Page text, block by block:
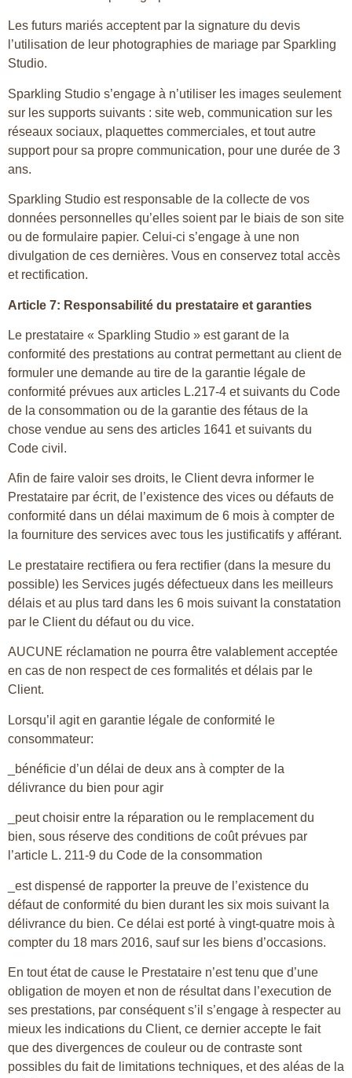
Les futurs mariés acceptent par la signature du devis
l’utilisation de leur photographies de mariage par Sparkling
Studio.
Sparkling Studio s’engage à n’utiliser les images seulement
sur les supports suivants : site web, communication sur les
réseaux sociaux, plaquettes commerciales, et tout autre
support pour sa propre communication, pour une durée de 3
ans.
Sparkling Studio est responsable de la collecte de vos
données personnelles qu’elles soient par le biais de son site
ou de formulaire papier. Celui-ci s’engage à une non
divulgation de ces dernières. Vous en conservez total accès
et rectification.
Article 7: Responsabilité du prestataire et garanties
Le prestataire « Sparkling Studio » est garant de la
conformité des prestations au contrat permettant au client de
formuler une demande au tire de la garantie légale de
conformité prévues aux articles L.217-4 et suivants du Code
de la consommation ou de la garantie des fétaus de la
chose vendue au sens des articles 1641 et suivants du
Code civil.
Afin de faire valoir ses droits, le Client devra informer le
Prestataire par écrit, de l’existence des vices ou défauts de
conformité dans un délai maximum de 6 mois à compter de
la fourniture des services avec tous les justificatifs y afférant.
Le prestataire rectifiera ou fera rectifier (dans la mesure du
possible) les Services jugés défectueux dans les meilleurs
délais et au plus tard dans les 6 mois suivant la constatation
par le Client du défaut ou du vice.
AUCUNE réclamation ne pourra être valablement acceptée
en cas de non respect de ces formalités et délais par le
Client.
Lorsqu’il agit en garantie légale de conformité le
consommateur:
_bénéficie d’un délai de deux ans à compter de la
délivrance du bien pour agir
_peut choisir entre la réparation ou le remplacement du
bien, sous réserve des conditions de coût prévues par
l’article L. 211-9 du Code de la consommation
_est dispensé de rapporter la preuve de l’existence du
défaut de conformité du bien durant les six mois suivant la
délivrance du bien. Ce délai est porté à vingt-quatre mois à
compter du 18 mars 2016, sauf sur les biens d’occasions.
En tout état de cause le Prestataire n’est tenu que d’une
obligation de moyen et non de résultat dans l’execution de
ses prestations, par conséquent s’il s’engage à respecter au
mieux les indications du Client, ce dernier accepte le fait
que des divergences de couleur ou de contraste sont
possibles du fait de limitations techniques, et des aléas de la